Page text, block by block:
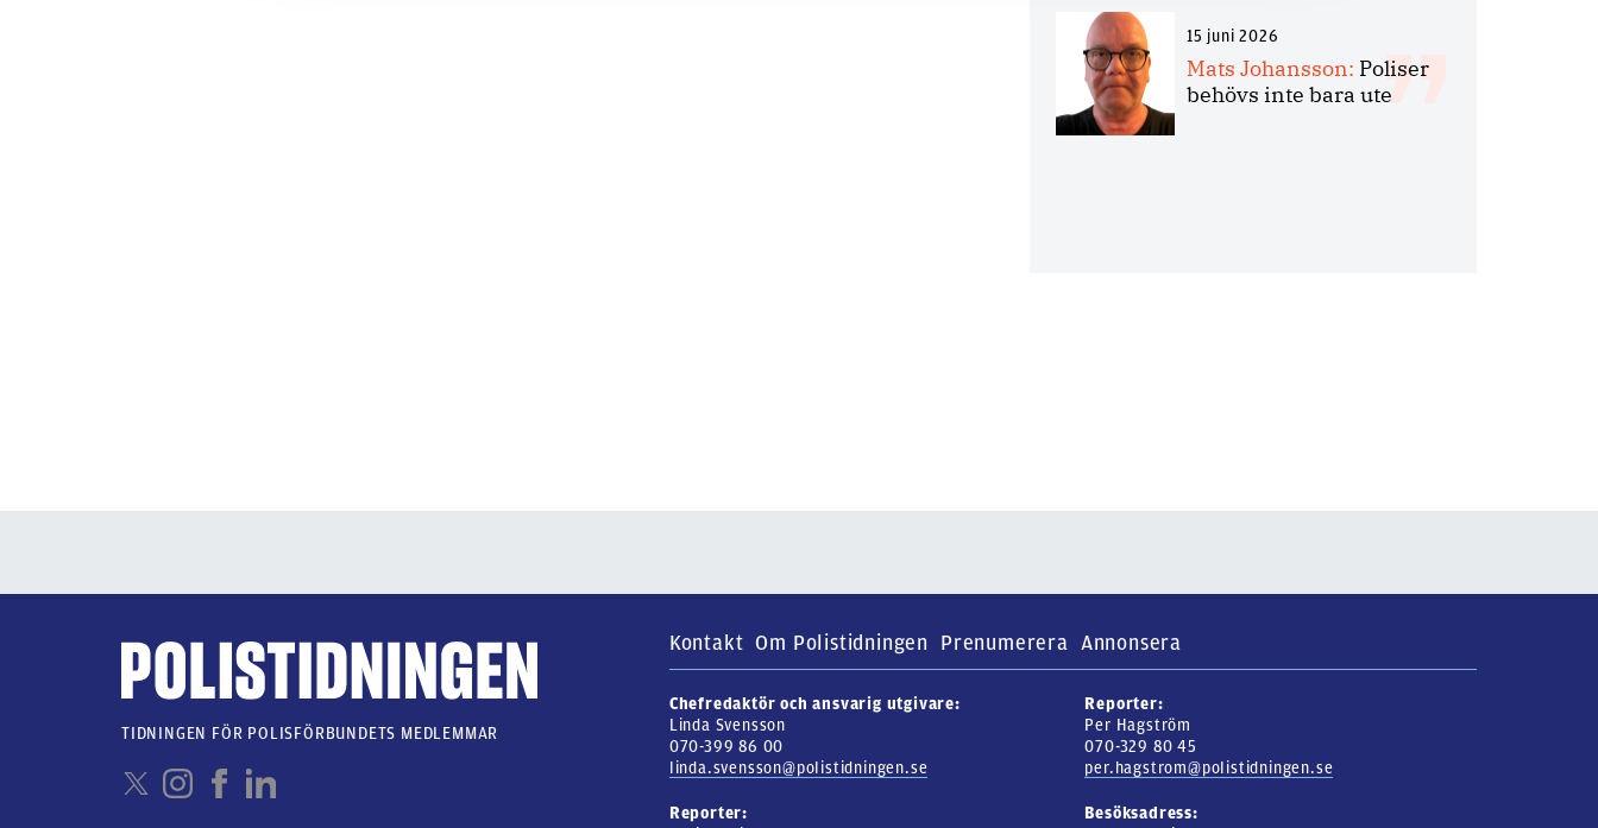
15 juni 2026
Mats Johansson: Poliser
behövs inte bara ute
Kontakt Om Polistidningen Prenumerera Annonsera
Chefredaktör och ansvarig utgivare:
Linda Svensson
070-399 86 00
linda.svensson@polistidningen.se
Reporter:
Per Hagström
070-329 80 45
per.hagstrom@polistidningen.se
Reporter:
Besöksadress:
TIDNINGEN FÖR POLISFÖRBUNDETS MEDLEMMAR